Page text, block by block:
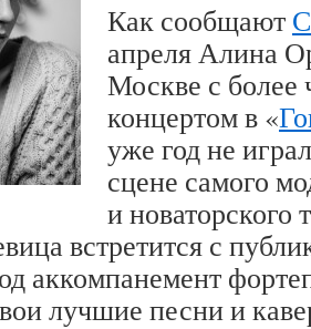
Как сообщают
апреля Алина
Москве с
концертом в «
уже год не
сцене самого
и новаторского
встретится с
аккомпанемент
лучшие песни и